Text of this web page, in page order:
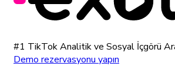
#1 TikTok Analitik ve Sosyal İçgörü
Demo rezervasyonu yapın